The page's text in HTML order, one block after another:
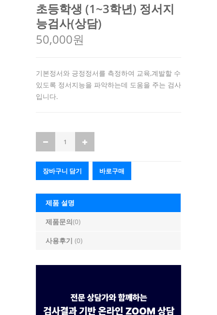
초등학생 (1~3학년) 정서지
능검사(상담)
50,000원
기본정서와 긍정정서를 측정하여 교육,계발할 수
있도록 정서지능을 파악하는데 도움을 주는 검사
입니다.
장바구니 담기 바로구매
제품 설명
제품문의(0)
사용후기 (0)